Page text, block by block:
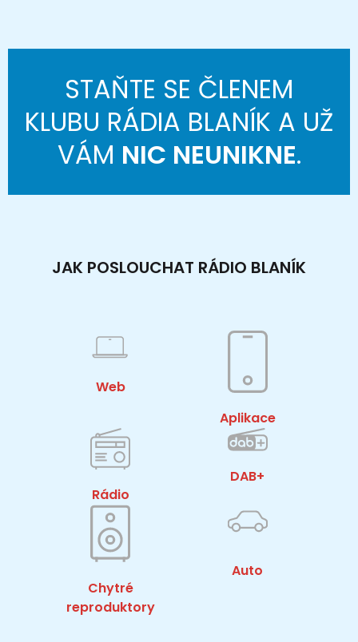
STAŇTE SE ČLENEM
KLUBU RÁDIA BLANÍK A UŽ
VÁM NIC NEUNIKNE.
JAK POSLOUCHAT RÁDIO BLANÍK
Web
Aplikace
Rádio
DAB+
Chytré
reproduktory
Auto